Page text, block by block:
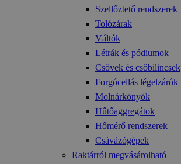
Szellőztető rendszerek
Tolózárak
Váltók
Létrák és pódiumok
Csövek és csőbilincsek
Forgócellás légelzárók
Molnárkönyök
Hűtőaggregátok
Hőmérő rendszerek
Csávázógépek
Raktárról megvásárolható